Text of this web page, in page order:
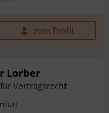
zum Profil
Lorber
Vertragsrecht